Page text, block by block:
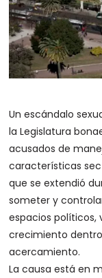
Un escándalo
la Legislatura
acusados de
características
que se extendió
someter y
espacios políticos,
crecimiento
acercamiento.
La causa está en